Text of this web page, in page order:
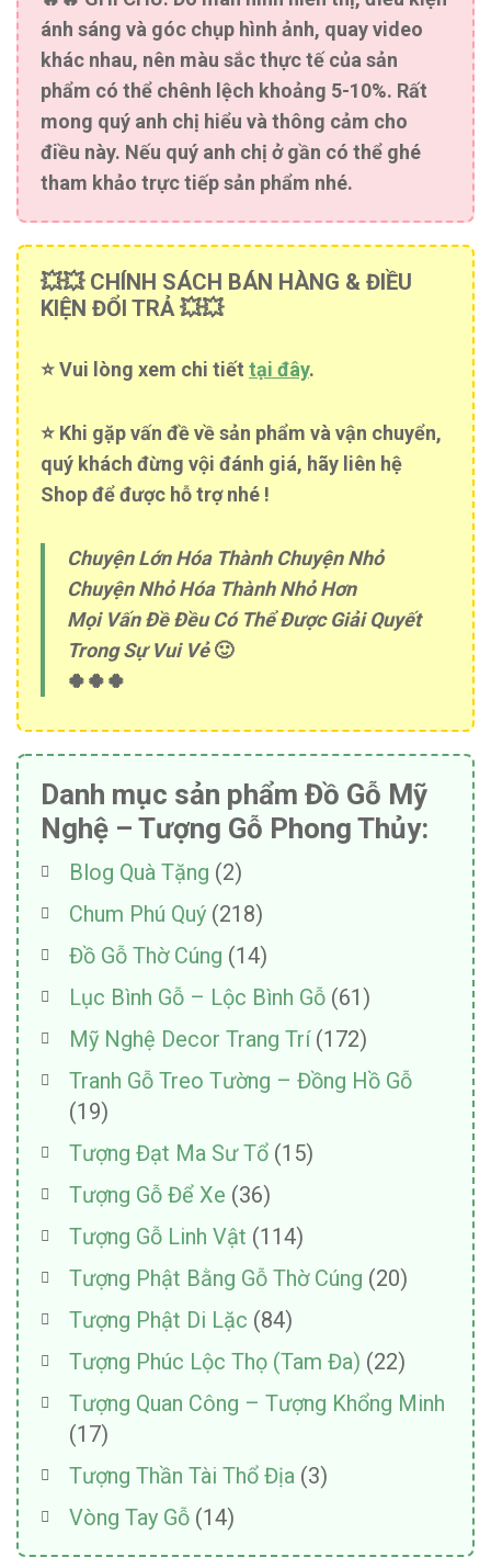
ánh sáng và góc chụp hình ảnh, quay video
khác nhau, nên màu sắc thực tế của sản
phẩm có thể chênh lệch khoảng 5-10%. Rất
mong quý anh chị hiểu và thông cảm cho
điều này. Nếu quý anh chị ở gần có thể ghé
tham khảo trực tiếp sản phẩm nhé.
💥💥 CHÍNH SÁCH BÁN HÀNG & ĐIỀU
KIỆN ĐỔI TRẢ 💥💥
⭐️ Vui lòng xem chi tiết tại đây.
⭐️ Khi gặp vấn đề về sản phẩm và vận chuyển,
quý khách đừng vội đánh giá, hãy liên hệ
Shop để được hỗ trợ nhé !
Chuyện Lớn Hóa Thành Chuyện Nhỏ
Chuyện Nhỏ Hóa Thành Nhỏ Hơn
Mọi Vấn Đề Đều Có Thể Được Giải Quyết
Trong Sự Vui Vẻ🙂
🍀🍀🍀
Danh mục sản phẩm Đồ Gỗ Mỹ
Nghệ – Tượng Gỗ Phong Thủy:
Blog Quà Tặng (2)
Chum Phú Quý(218)
Đồ Gỗ Thờ Cúng (14)
Lục Bình Gỗ – Lộc Bình Gỗ(61)
Mỹ Nghệ Decor Trang Trí(172)
Tranh Gỗ Treo Tường – Đồng Hồ Gỗ
(19)
Tượng Đạt Ma Sư Tổ(15)
Tượng Gỗ Để Xe (36)
Tượng Gỗ Linh Vật (114)
Tượng Phật Bằng Gỗ Thờ Cúng (20)
Tượng Phật Di Lặc (84)
Tượng Phúc Lộc Thọ (Tam Đa) (22)
Tượng Quan Công – Tượng Khổng Minh
(17)
Tượng Thần Tài Thổ Địa(3)
Vòng Tay Gỗ(14)